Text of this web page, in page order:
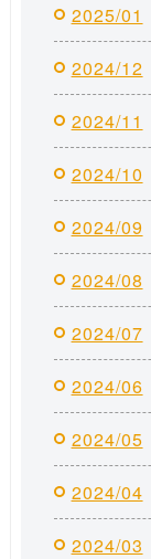
2025/01
2024/12
2024/11
2024/10
2024/09
2024/08
2024/07
2024/06
2024/05
2024/04
2024/03